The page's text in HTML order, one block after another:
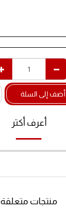
أضف إلى السلة
أعرف أكثر
منتجات متعلقة